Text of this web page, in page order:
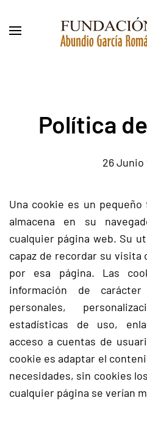
Skip to main content
Política
26 Junio
Una cookie es un
almacena en su
cualquier página web. Su
capaz de recordar su visita
por esa página. Las
información de
personales,
estadísticas de uso,
acceso a cuentas de
cookie es adaptar el
necesidades, sin cookies
cualquier página se verían